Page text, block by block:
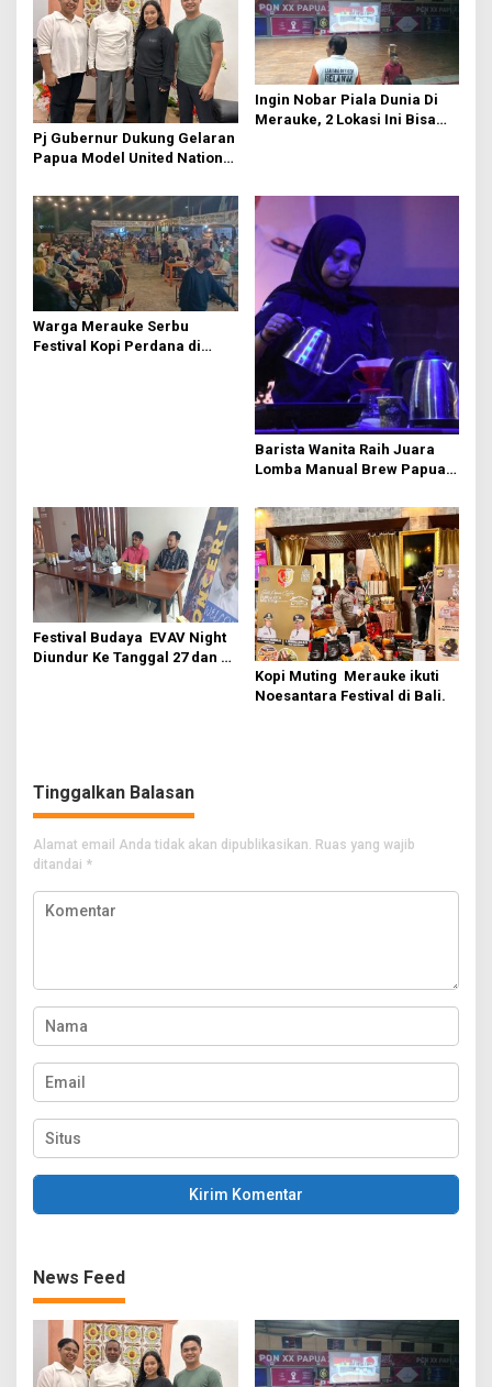
i
p
o
s
Pj Gubernur Dukung Gelaran
Papua Model United Nations
Ingin Nobar Piala Dunia Di
Merauke, 2 Lokasi Ini Bisa
Warga Merauke Serbu
Festival Kopi Perdana di
Barista Wanita Raih Juara
Lomba Manual Brew Papua
Festival Budaya EVAV Night
Diundur Ke Tanggal 27 dan 28
Kopi Muting Merauke ikuti
Noesantara Festival di Bali.
Tinggalkan Balasan
Alamat email Anda tidak akan dipublikasikan. Ruas yang wajib
ditandai *
News Feed